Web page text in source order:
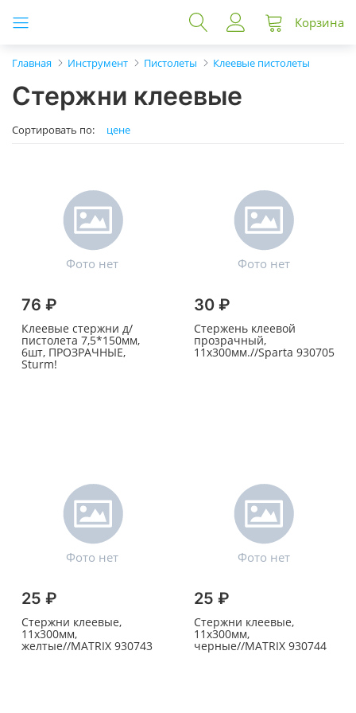
Корзина
Главная Инструмент Пистолеты Клеевые пистолеты
Стержни клеевые
Сортировать по: цене
76 ₽
Клеевые стержни д/
пистолета 7,5*150мм,
6шт, ПРОЗРАЧНЫЕ,
Sturm!
30 ₽
Стержень клеевой
прозрачный,
11х300мм.//Sparta 930705
25 ₽
Стержни клеевые,
11х300мм,
желтые//MATRIX 930743
25 ₽
Стержни клеевые,
11х300мм,
черные//MATRIX 930744